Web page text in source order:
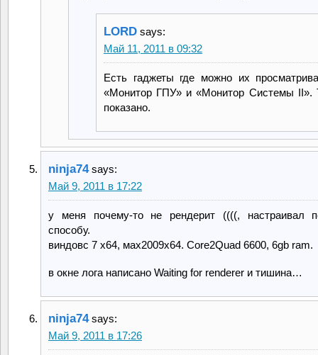
LORD says:
Май 11, 2011 в 09:32
Есть гаджеты где можно их
«Монитор ГПУ» и «Монитор Системы II».
показано.
ninja74 says:
Май 9, 2011 в 17:22
у меня почему-то не рендерит ((((, настраивал
способу.
виндовс 7 х64, мах2009х64. Core2Quad 6600, 6gb ram.
в окне лога написано Waiting for renderer и тишина…
ninja74 says:
Май 9, 2011 в 17:26